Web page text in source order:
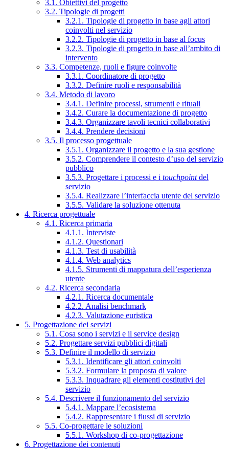
3.1. Obiettivi del progetto
3.2. Tipologie di progetti
3.2.1. Tipologie di progetto in base agli attori
coinvolti nel servizio
3.2.2. Tipologie di progetto in base al focus
3.2.3. Tipologie di progetto in base all’ambito di
intervento
3.3. Competenze, ruoli e figure coinvolte
3.3.1. Coordinatore di progetto
3.3.2. Definire ruoli e responsabilità
3.4. Metodo di lavoro
3.4.1. Definire processi, strumenti e rituali
3.4.2. Curare la documentazione di progetto
3.4.3. Organizzare tavoli tecnici collaborativi
3.4.4. Prendere decisioni
3.5. Il processo progettuale
3.5.1. Organizzare il progetto e la sua gestione
3.5.2. Comprendere il contesto d’uso del servizio
pubblico
3.5.3. Progettare i processi e i touchpointdel
servizio
3.5.4. Realizzare l’interfaccia utente del servizio
3.5.5. Validare la soluzione ottenuta
4. Ricerca progettuale
4.1. Ricerca primaria
4.1.1. Interviste
4.1.2. Questionari
4.1.3. Test di usabilità
4.1.4. Web analytics
4.1.5. Strumenti di mappatura dell’esperienza
utente
4.2. Ricerca secondaria
4.2.1. Ricerca documentale
4.2.2. Analisi benchmark
4.2.3. Valutazione euristica
5. Progettazione dei servizi
5.1. Cosa sono i servizi e il service design
5.2. Progettare servizi pubblici digitali
5.3. Definire il modello di servizio
5.3.1. Identificare gli attori coinvolti
5.3.2. Formulare la proposta di valore
5.3.3. Inquadrare gli elementi costitutivi del
servizio
5.4. Descrivere il funzionamento del servizio
5.4.1. Mappare l’ecosistema
5.4.2. Rappresentare i flussi di servizio
5.5. Co-progettare le soluzioni
5.5.1. Workshop di co-progettazione
6. Progettazione dei contenuti